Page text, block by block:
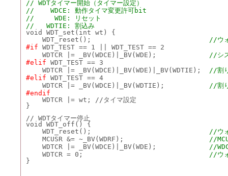
// WDTタイマー開始（タイマー設定）
//    WDCE: 動作タイマ変更許可bit
//     WDE: リセット
//   WDTIE: 割込み
void WDT_set(int wt) {
WDT_reset(); //ウ
#if WDT_TEST == 1 || WDT_TEST == 2
WDTCR |= _BV(WDCE)|_BV(WDE); //シ
#elif WDT_TEST == 3
WDTCR |= _BV(WDCE)|_BV(WDE)|_BV(WDTIE); //割
#elif WDT_TEST == 4
WDTCR |= _BV(WDCE)|_BV(WDTIE); //割
#endif
WDTCR |= wt; //タイマ設定
}
// WDTタイマー停止
void WDT_off() {
WDT_reset(); //ウ
MCUSR &= ~_BV(WDRF); //
WDTCR |= _BV(WDCE)|_BV(WDE); //
WDTCR = 0; //ウ
}